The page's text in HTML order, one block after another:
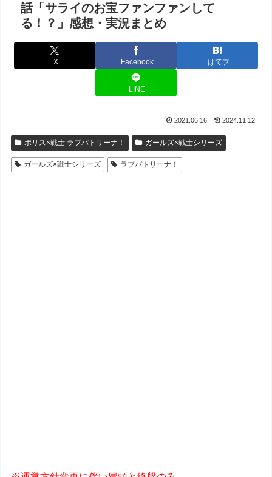
話「サライのお宝ファンファンして
る！？」感想・実況まとめ
X Facebook はてブ
LINE
2021.06.16 2024.11.12
ポリス×戦士 ラブパトリーナ！ ガールズ×戦士シリーズ
ガールズ×戦士シリーズ ラブパトリーナ！